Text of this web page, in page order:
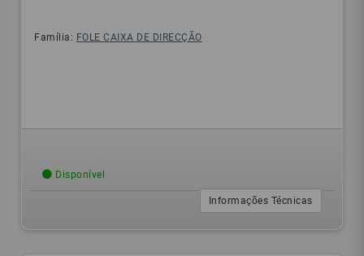
Família: FOLE CAIXA DE DIRECÇÃO
Disponível
Informações Técnicas